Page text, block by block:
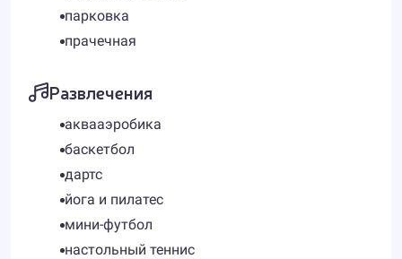
парковка
прачечная
Развлечения
аквааэробика
баскетбол
дартс
йога и пилатес
мини-футбол
настольный теннис